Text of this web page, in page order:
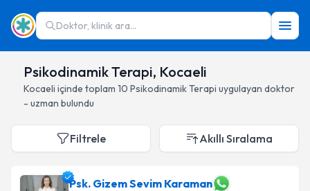
Doktor, klinik ara...
Psikodinamik Terapi, Kocaeli
Kocaeli içinde toplam 10 Psikodinamik Terapi uygulayan doktor
- uzman bulundu
Filtrele Akıllı Sıralama
Psk. Gizem Sevim Karaman